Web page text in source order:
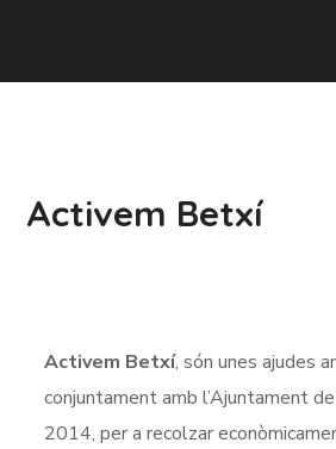
Activem Betxí
Activem Betxí, són unes ajudes
conjuntament amb l’Ajuntament
2014, per a recolzar